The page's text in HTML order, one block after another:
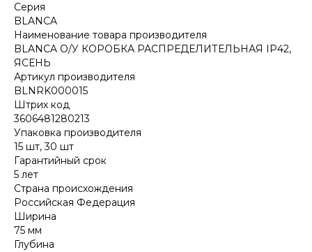
Серия
BLANCA
Наименование товара производителя
BLANCA О/У КОРОБКА РАСПРЕДЕЛИТЕЛЬНАЯ IP42,
ЯСЕНЬ
Артикул производителя
BLNRK000015
Штрих код
3606481280213
Упаковка производителя
15 шт, 30 шт
Гарантийный срок
5 лет
Страна происхождения
Российская Федерация
Ширина
75 мм
Глубина